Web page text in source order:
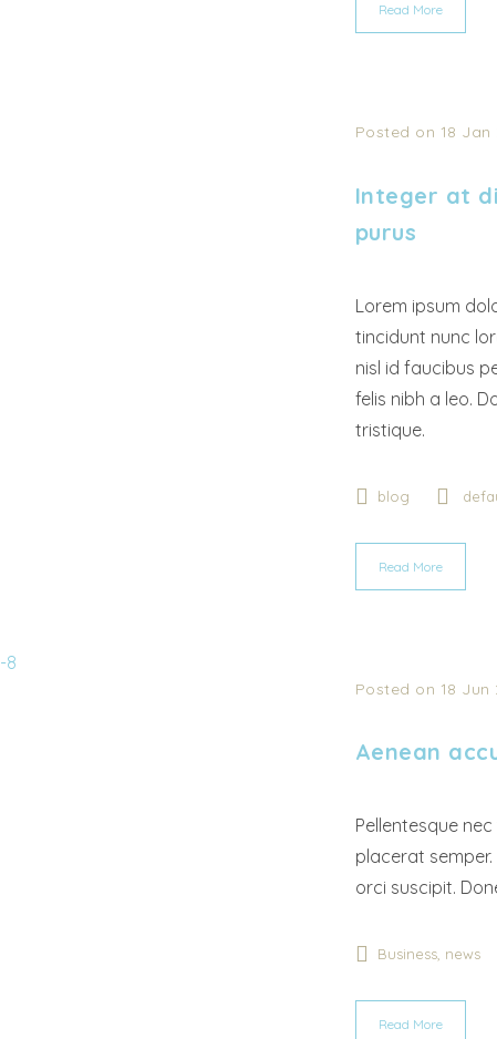
Read More
Posted on 18 Jan
Integer at
purus
Lorem ipsum
tincidunt nunc
nisl id faucibus
felis nibh a leo.
tristique.
blog
Read More
Posted on 18 Jun
Aenean
Pellentesque
placerat
orci suscipit.
Business, news
Read More